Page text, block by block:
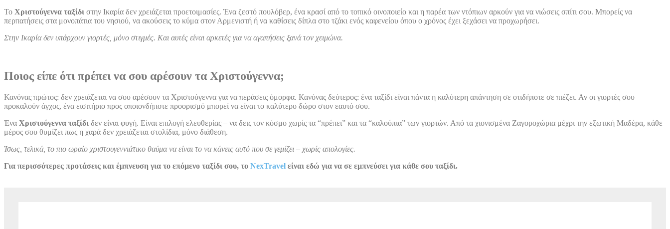
Το Χριστούγεννα ταξίδι στην Ικαρία δεν χρειάζεται προετοιμασίες. Ένα ζεστό πουλόβερ, ένα κρασί από το τοπικό οινοποιείο και η παρέα των ντόπιων αρκούν για να νιώσεις σπίτι σου. Μπορείς να
περπατήσεις στα μονοπάτια του νησιού, να ακούσεις το κύμα στον Αρμενιστή ή να καθίσεις δίπλα στο τζάκι ενός καφενείου όπου ο χρόνος έχει ξεχάσει να προχωρήσει.
Στην Ικαρία δεν υπάρχουν γιορτές, μόνο στιγμές. Και αυτές είναι αρκετές για να αγαπήσεις ξανά τον χειμώνα.
Ποιος είπε ότι πρέπει να σου αρέσουν τα Χριστούγεννα;
Κανόνας πρώτος: δεν χρειάζεται να σου αρέσουν τα Χριστούγεννα για να περάσεις όμορφα. Κανόνας δεύτερος: ένα ταξίδι είναι πάντα η καλύτερη απάντηση σε οτιδήποτε σε πιέζει. Αν οι γιορτές σου
προκαλούν άγχος, ένα εισιτήριο προς οποιονδήποτε προορισμό μπορεί να είναι το καλύτερο δώρο στον εαυτό σου.
Ένα Χριστούγεννα ταξίδι δεν είναι φυγή. Είναι επιλογή ελευθερίας – να δεις τον κόσμο χωρίς τα “πρέπει” και τα “καλούπια” των γιορτών. Από τα χιονισμένα Ζαγοροχώρια μέχρι την εξωτική Μαδέρα, κάθε
μέρος σου θυμίζει πως η χαρά δεν χρειάζεται στολίδια, μόνο διάθεση.
Ίσως, τελικά, το πιο ωραίο χριστουγεννιάτικο θαύμα να είναι το να κάνεις αυτό που σε γεμίζει – χωρίς απολογίες.
Για περισσότερες προτάσεις και έμπνευση για το επόμενο ταξίδι σου, το NexTravel είναι εδώ για να σε εμπνεύσει για κάθε σου ταξίδι.